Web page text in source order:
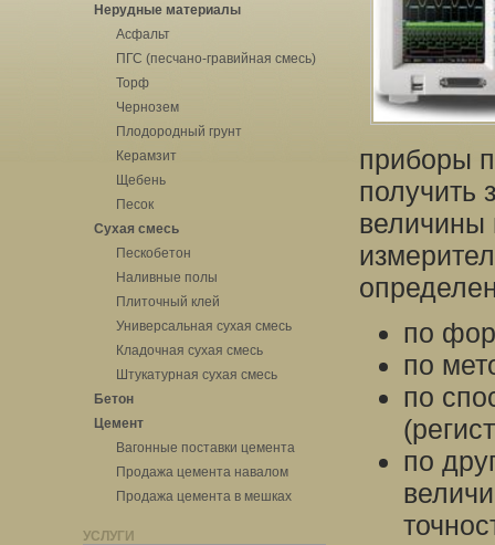
Нерудные материалы
Асфальт
ПГС (песчано-гравийная смесь)
Торф
Чернозем
Плодородный грунт
Керамзит
Щебень
Песок
Сухая смесь
Пескобетон
Наливные полы
Плиточный клей
Универсальная сухая смесь
Кладочная сухая смесь
Штукатурная сухая смесь
Бетон
Цемент
Вагонные поставки цемента
Продажа цемента навалом
Продажа цемента в мешках
УСЛУГИ
приборы
получить
величины
по
по
по
по